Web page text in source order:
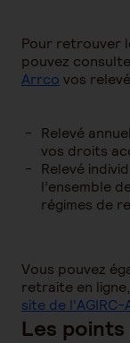
Pour retrouver
pouvez
Arrco vos
Relevé
vos droits
Relevé
l’ensemble
régimes de
Vous pouvez
retraite en
site de l'AGIRC-
Les points